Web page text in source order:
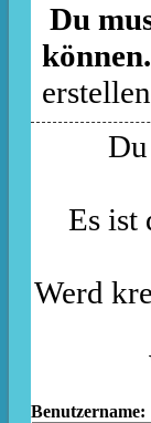
Du
können.
Es ist
Werd
Benutzername: